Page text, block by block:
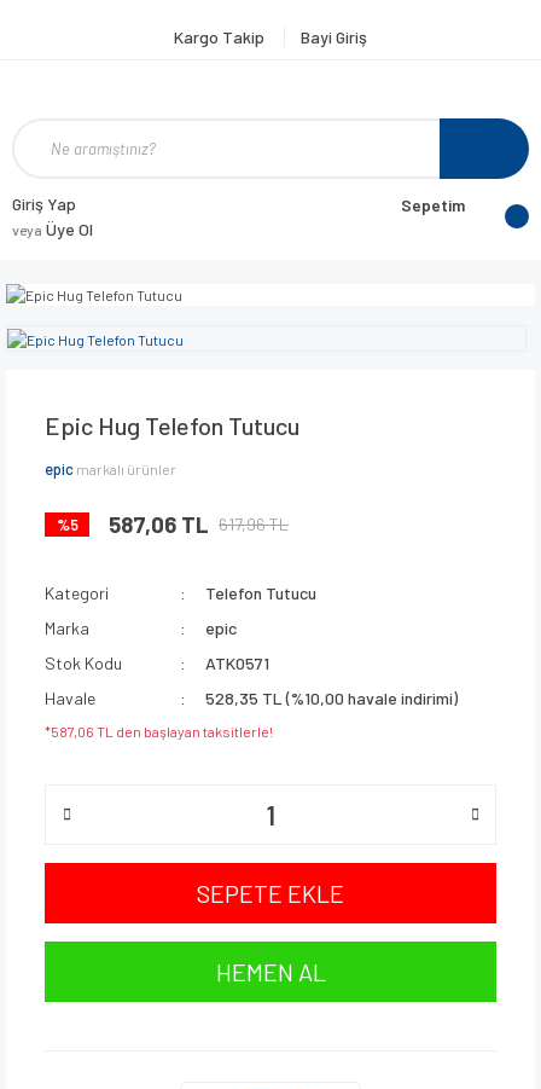
Kargo Takip Bayi Giriş
Giriş Yap
veya Üye Ol
Sepetim
Epic Hug Telefon Tutucu
epic markalı ürünler
%5 587,06 TL 617,96 TL
Kategori
Telefon Tutucu
Marka
epic
Stok Kodu
ATK0571
Havale
528,35 TL (%10,00 havale indirimi)
*587,06 TL den başlayan taksitlerle!
SEPETE EKLE
HEMEN AL